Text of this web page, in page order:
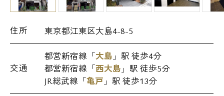
住所 東京都江東区大島4-8-5
交通
都営新宿線「大島 」駅 徒歩4分
都営新宿線「西大島 」駅 徒歩5分
JR総武線「亀戸 」駅 徒歩13分